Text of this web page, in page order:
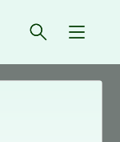
Åpne søk
{